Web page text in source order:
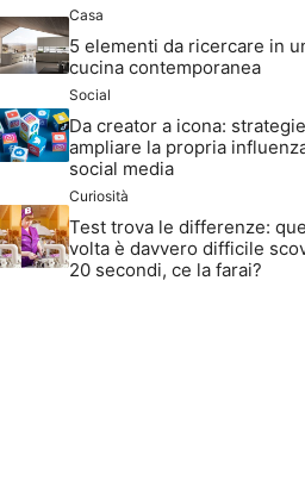
Casa
5 elementi da ricercare in
cucina contemporanea
Social
Da creator a icona:
ampliare la propria
social media
Curiosità
Test trova le differenze:
volta è davvero difficile
20 secondi, ce la farai?